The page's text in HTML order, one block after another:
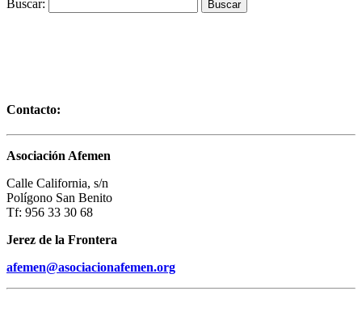
Buscar:
Contacto:
Asociación Afemen
Calle California, s/n
Polígono San Benito
Tf: 956 33 30 68
Jerez de la Frontera
afemen@asociacionafemen.org